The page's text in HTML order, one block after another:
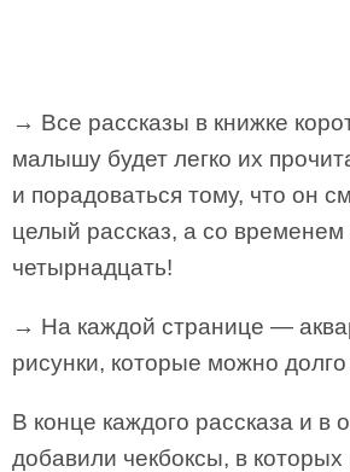
→ Все рассказы в книжке
малышу будет легко их
и порадоваться тому, что он
целый рассказ, а со временем
четырнадцать!
→ На каждой странице —
рисунки, которые можно
В конце каждого рассказа и в
добавили чекбоксы, в